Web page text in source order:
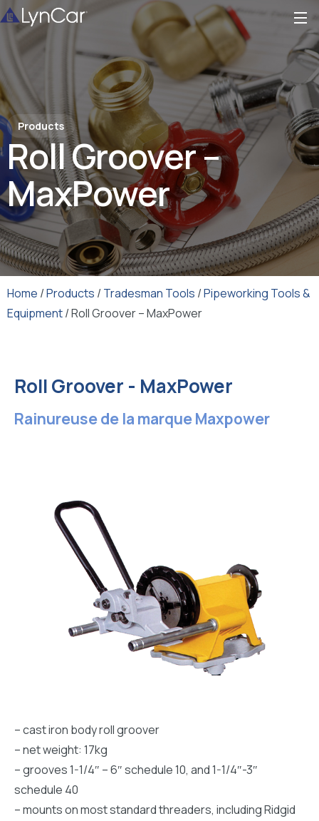
Products
Roll Groover –
MaxPower
Home /Products / Tradesman Tools /Pipeworking Tools &
Equipment/ Roll Groover – MaxPower
Roll Groover - MaxPower
Rainureuse de la marque Maxpower
– cast iron body roll groover
– net weight: 17kg
– grooves 1-1/4″ – 6″ schedule 10, and 1-1/4″-3″
schedule 40
– mounts on most standard threaders, including Ridgid